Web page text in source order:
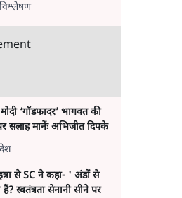
विश्लेषण
‘गॉडफादर’ भागवत की
सलाह मानेंः अभिजीत दिपके
देश
से SC ने कहा- ' अंडों से
हैं? स्वतंत्रता सेनानी सीने पर